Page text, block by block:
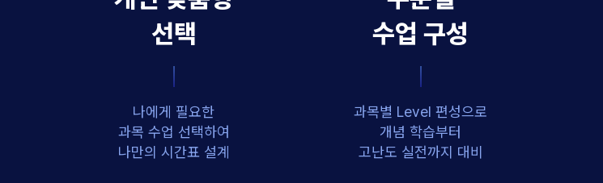
선택
나에게 필요한
과목 수업 선택하여
나만의 시간표 설계
수업 구성
과목별 Level 편성으로
개념 학습부터
고난도 실전까지 대비